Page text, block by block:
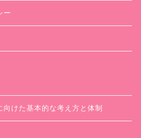
ー
向けた基本的な考え方と体制